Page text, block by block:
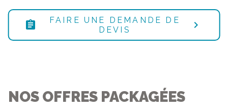
assignment
FAIRE UNE DEMANDE DE
DEVIS
NOS OFFRES PACKAGÉES